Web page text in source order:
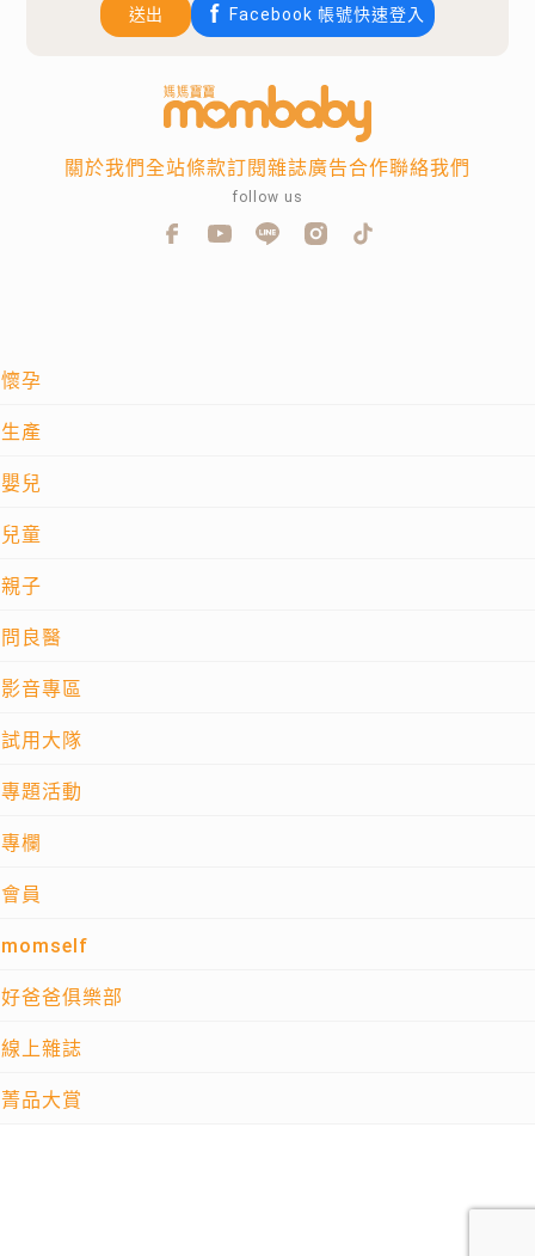
送出 Facebook 帳號快速登入
懷孕
生產
嬰兒
兒童
親子
問良醫
影音專區
試用大隊
專題活動
專欄
會員
momself
好爸爸俱樂部
線上雜誌
菁品大賞
關於我們全站條款訂閱雜誌廣告合作聯絡我們
follow us